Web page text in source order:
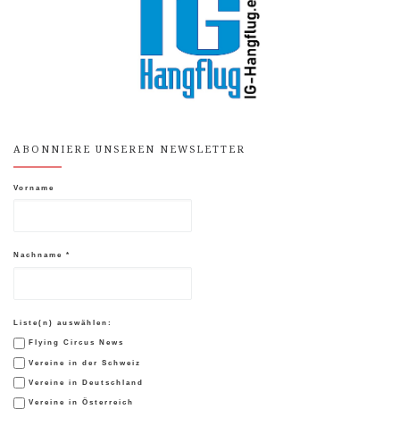
ABONNIERE UNSEREN NEWSLETTER
Vorname
Nachname *
Liste(n) auswählen:
Flying Circus News
Vereine in der Schweiz
Vereine in Deutschland
Vereine in Österreich